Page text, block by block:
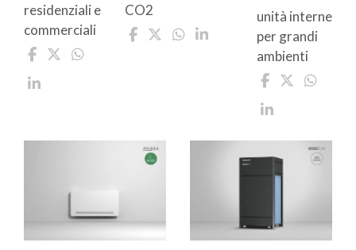
residenziali e
commerciali
CO2
unità interne
per grandi
ambienti